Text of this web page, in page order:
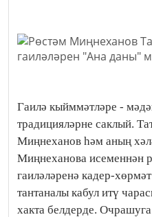
Гаилә кыйммәтләре -
традицияләрне саклый.
Миңнеханов һәм аның
Миңнеханова исеменнән
гаиләләренә кадер-
тантаналы кабул итү
хакта белдерде.